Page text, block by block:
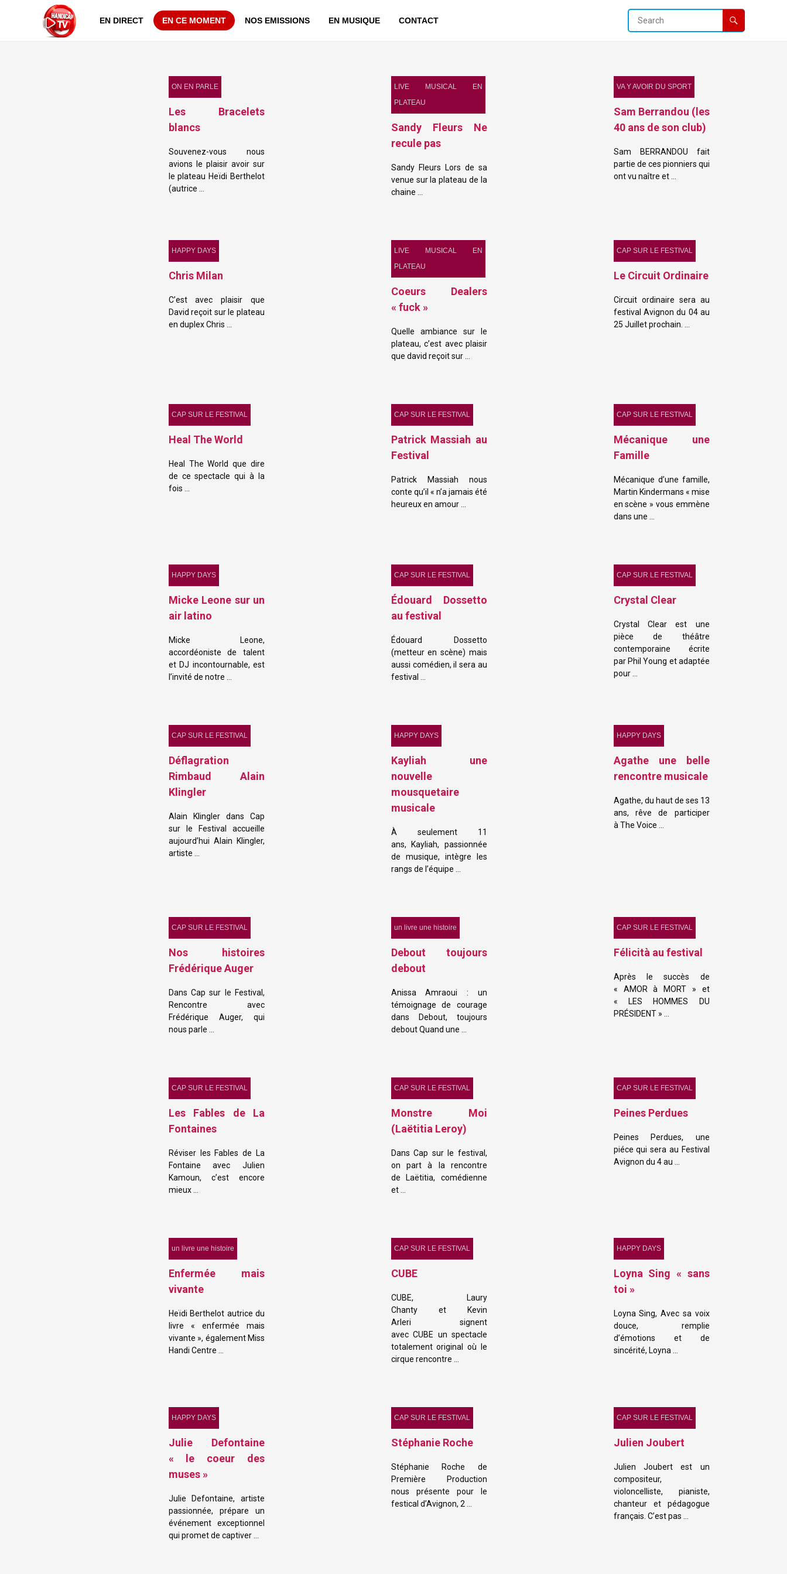
EN DIRECT EN CE MOMENT NOS EMISSIONS EN MUSIQUE CONTACT
ON EN PARLE
Les Bracelets
blancs
Souvenez-vous nous
avions le plaisir avoir sur
le plateau Heïdi Berthelot
(autrice …
LIVE MUSICAL EN
PLATEAU
Sandy Fleurs Ne
recule pas
Sandy Fleurs Lors de sa
venue sur la plateau de la
chaine …
VA Y AVOIR DU SPORT
Sam Berrandou (les
40 ans de son club)
Sam BERRANDOU fait
partie de ces pionniers qui
ont vu naître et …
HAPPY DAYS
Chris Milan
C’est avec plaisir que
David reçoit sur le plateau
en duplex Chris …
LIVE MUSICAL EN
PLATEAU
Coeurs Dealers
« fuck »
Quelle ambiance sur le
plateau, c’est avec plaisir
que david reçoit sur …
CAP SUR LE FESTIVAL
Le Circuit Ordinaire
Circuit ordinaire sera au
festival Avignon du 04 au
25 Juillet prochain. …
CAP SUR LE FESTIVAL
Heal The World
Heal The World que dire
de ce spectacle qui à la
fois …
CAP SUR LE FESTIVAL
Patrick Massiah au
Festival
Patrick Massiah nous
conte qu’il « n’a jamais été
heureux en amour …
CAP SUR LE FESTIVAL
Mécanique une
Famille
Mécanique d’une famille,
Martin Kindermans « mise
en scène » vous emmène
dans une …
HAPPY DAYS
Micke Leone sur un
air latino
Micke Leone,
accordéoniste de talent
et DJ incontournable, est
l’invité de notre …
CAP SUR LE FESTIVAL
Édouard Dossetto
au festival
Édouard Dossetto
(metteur en scène) mais
aussi comédien, il sera au
festival …
CAP SUR LE FESTIVAL
Crystal Clear
Crystal Clear est une
pièce de théâtre
contemporaine écrite
par Phil Young et adaptée
pour …
CAP SUR LE FESTIVAL
Déflagration
Rimbaud Alain
Klingler
Alain Klingler dans Cap
sur le Festival accueille
aujourd’hui Alain Klingler,
artiste …
HAPPY DAYS
Kayliah une
nouvelle
mousquetaire
musicale
À seulement 11
ans, Kayliah, passionnée
de musique, intègre les
rangs de l’équipe …
HAPPY DAYS
Agathe une belle
rencontre musicale
Agathe, du haut de ses 13
ans, rêve de participer
à The Voice …
CAP SUR LE FESTIVAL
Nos histoires
Frédérique Auger
Dans Cap sur le Festival,
Rencontre avec
Frédérique Auger, qui
nous parle …
un livre une histoire
Debout toujours
debout
Anissa Amraoui : un
témoignage de courage
dans Debout, toujours
debout Quand une …
CAP SUR LE FESTIVAL
Félicità au festival
Après le succès de
« AMOR à MORT » et
« LES HOMMES DU
PRÉSIDENT » …
CAP SUR LE FESTIVAL
Les Fables de La
Fontaines
Réviser les Fables de La
Fontaine avec Julien
Kamoun, c’est encore
mieux …
CAP SUR LE FESTIVAL
Monstre Moi
(Laëtitia Leroy)
Dans Cap sur le festival,
on part à la rencontre
de Laëtitia, comédienne
et …
CAP SUR LE FESTIVAL
Peines Perdues
Peines Perdues, une
piéce qui sera au Festival
Avignon du 4 au …
un livre une histoire
Enfermée mais
vivante
Heïdi Berthelot autrice du
livre « enfermée mais
vivante », également Miss
Handi Centre …
CAP SUR LE FESTIVAL
CUBE
CUBE, Laury
Chanty et Kevin
Arleri signent
avec CUBE un spectacle
totalement original où le
cirque rencontre …
HAPPY DAYS
Loyna Sing « sans
toi »
Loyna Sing, Avec sa voix
douce, remplie
d’émotions et de
sincérité, Loyna …
HAPPY DAYS
Julie Defontaine
« le coeur des
muses »
Julie Defontaine, artiste
passionnée, prépare un
événement exceptionnel
qui promet de captiver …
CAP SUR LE FESTIVAL
Stéphanie Roche
Stéphanie Roche de
Première Production
nous présente pour le
festical d’Avignon, 2 …
CAP SUR LE FESTIVAL
Julien Joubert
Julien Joubert est un
compositeur,
violoncelliste, pianiste,
chanteur et pédagogue
français. C’est pas …